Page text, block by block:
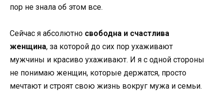
пор не знала об этом все.
Сейчас я абсолютно свободна и счастлива
женщина, за которой до сих пор ухаживают
мужчины и красиво ухаживают. И я с одной стороны
не понимаю женщин, которые держатся, просто
мечтают и строят свою жизнь вокруг мужа и семьи.